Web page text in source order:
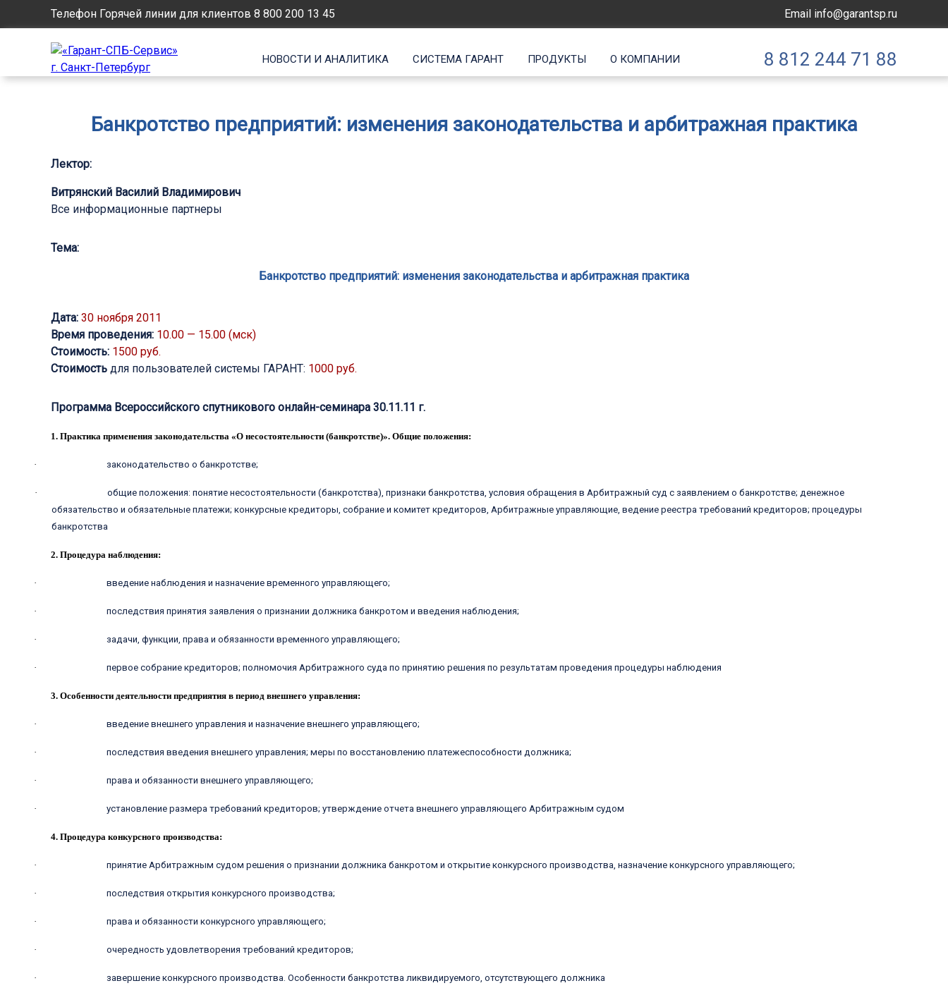
Телефон Горячей линии для клиентов 8 800 200 13 45 Email info@garantsp.ru
НОВОСТИ И АНАЛИТИКА СИСТЕМА ГАРАНТ ПРОДУКТЫ О КОМПАНИИ 8 812 244 71 88
Банкротство предприятий: изменения законодательства и арбитражная практика
Лектор:
Витрянский Василий Владимирович
Все информационные партнеры
Тема:
Банкротство предприятий: изменения законодательства и арбитражная практика
Дата: 30 ноября 2011
Время проведения: 10.00 — 15.00 (мск)
Стоимость: 1500 руб.
Стоимость для пользователей системы ГАРАНТ: 1000 руб.
Программа Всероссийского спутникового онлайн-семинара 30.11.11 г.
1. Практика применения законодательства «О несостоятельности (банкротстве)». Общие положения:
· законодательство о банкротстве;
·
общие положения: понятие несостоятельности (банкротства), признаки банкротства, условия обращения в Арбитражный суд с заявлением о банкротстве; денежное
обязательство и обязательные платежи; конкурсные кредиторы, собрание и комитет кредиторов, Арбитражные управляющие, ведение реестра требований кредиторов; процедуры
банкротства
2. Процедура наблюдения:
· введение наблюдения и назначение временного управляющего;
· последствия принятия заявления о признании должника банкротом и введения наблюдения;
· задачи, функции, права и обязанности временного управляющего;
· первое собрание кредиторов; полномочия Арбитражного суда по принятию решения по результатам проведения процедуры наблюдения
3. Особенности деятельности предприятия в период внешнего управления:
· введение внешнего управления и назначение внешнего управляющего;
· последствия введения внешнего управления; меры по восстановлению платежеспособности должника;
· права и обязанности внешнего управляющего;
· установление размера требований кредиторов; утверждение отчета внешнего управляющего Арбитражным судом
4. Процедура конкурсного производства:
· принятие Арбитражным судом решения о признании должника банкротом и открытие конкурсного производства, назначение конкурсного управляющего;
· последствия открытия конкурсного производства;
· права и обязанности конкурсного управляющего;
· очередность удовлетворения требований кредиторов;
· завершение конкурсного производства. Особенности банкротства ликвидируемого, отсутствующего должника